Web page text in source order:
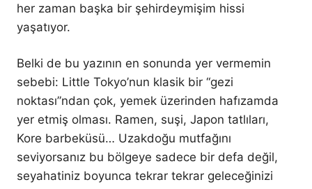
her zaman başka bir şehirdeymişim hissi
yaşatıyor.
Belki de bu yazının en sonunda yer vermemin
sebebi: Little Tokyo’nun klasik bir “gezi
noktası”ndan çok, yemek üzerinden hafızamda
yer etmiş olması. Ramen, suşi, Japon tatlıları,
Kore barbeküsü… Uzakdoğu mutfağını
seviyorsanız bu bölgeye sadece bir defa değil,
seyahatiniz boyunca tekrar tekrar geleceğinizi